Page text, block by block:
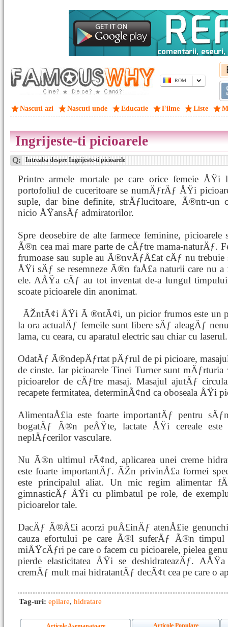
ROM
Nascuti azi Nascuti unde Educatie Filme Liste
Ingrijeste-ti picioarele
Q: Intreaba despre Ingrijeste-ti picioarele
Printre armele mortale pe care orice femeie
portofoliul de cuceritoare se numÄƒrÄƒ ÅŸi
suple, dar bine definite, strÄƒlucitoare, Ã®ntr-un
nicio ÅŸansÄƒ admiratorilor.
Spre deosebire de alte farmece feminine,
Ã®n cea mai mare parte de cÄƒtre mama-naturÄƒ.
frumoase sau suple au Ã®nvÄƒÅ£at cÄƒ nu
ÅŸi sÄƒ se resemneze Ã®n faÅ£a naturii care nu
ele. AÅŸa cÄƒ au tot inventat de-a lungul
scoate picioarele din anonimat.
ÃŽntÃ¢i ÅŸi Ã®ntÃ¢i, un picior frumos este un
la ora actualÄƒ femeile sunt libere sÄƒ aleagÄƒ
lama, cu ceara, cu aparatul electric sau chiar cu laserul.
OdatÄƒ Ã®ndepÄƒrtat pÄƒrul de pi picioare,
de cinste. Iar picioarele Tinei Turner sunt
picioarelor de cÄƒtre masaj. Masajul ajutÄƒ
recapete fermitatea, determinÃ¢nd ca oboseala ÅŸi
AlimentaÅ£ia este foarte importantÄƒ pentru
bogatÄƒ Ã®n peÅŸte, lactate ÅŸi cereale este
neplÄƒcerilor vasculare.
Nu Ã®n ultimul rÃ¢nd, aplicarea unei creme
este foarte importantÄƒ. ÃŽn privinÅ£a formei
este principalul aliat. Un mic regim alimentar
gimnasticÄƒ ÅŸi cu plimbatul pe role, de
picioarelor tale.
DacÄƒ Ã®Å£i acorzi puÅ£inÄƒ atenÅ£ie
cauza efortului pe care Ã®l suferÄƒ Ã®n timpul
miÅŸcÄƒri pe care o facem cu picioarele, pielea
pierde elasticitatea ÅŸi se deshidrateazÄƒ.
cremÄƒ mult mai hidratantÄƒ decÃ¢t cea pe care o
Tag-uri: epilare, hidratare
Articole Populare